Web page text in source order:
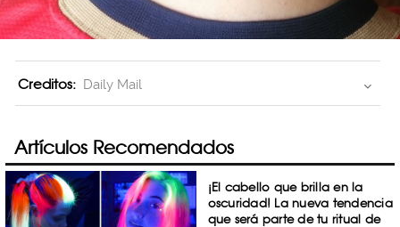
Creditos: Daily Mail
Artículos Recomendados
¡El cabello que brilla en la
oscuridad! La nueva tendencia
que será parte de tu ritual de